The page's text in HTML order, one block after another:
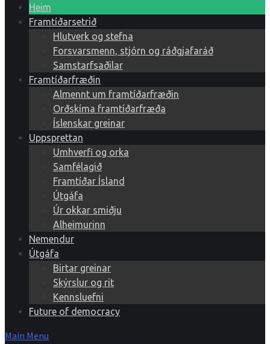
Heim
Framtíðarsetrið
Hlutverk og stefna
Forsvarsmenn, stjórn og ráðgjafaráð
Samstarfsaðilar
Framtíðarfræðin
Almennt um framtíðarfræðin
Orðskíma framtíðarfræða
Íslenskar greinar
Uppsprettan
Umhverfi og orka
Samfélagið
Framtíðar Ísland
Útgáfa
Úr okkar smiðju
Alheimurinn
Nemendur
Útgáfa
Birtar greinar
Skýrslur og rit
Kennsluefni
Future of democracy
Main Menu